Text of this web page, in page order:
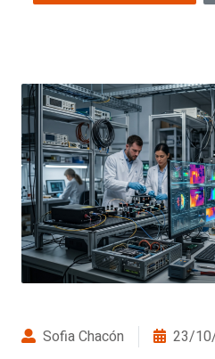
Sofia Chacón 23/